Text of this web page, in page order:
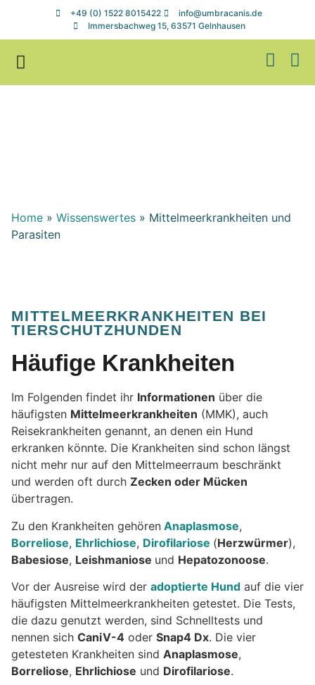
+49 (0) 1522 8015422
info@umbracanis.de
Immersbachweg 15, 63571 Gelnhausen
Home » Wissenswertes » Mittelmeerkrankheiten und
Parasiten
MITTELMEERKRANKHEITEN BEI
TIERSCHUTZHUNDEN
Häufige Krankheiten
Im Folgenden findet ihr Informationen über die
häufigsten Mittelmeerkrankheiten (MMK), auch
Reisekrankheiten genannt, an denen ein Hund
erkranken könnte. Die Krankheiten sind schon längst
nicht mehr nur auf den Mittelmeerraum beschränkt
und werden oft durch Zecken oder Mücken
übertragen.
Zu den Krankheiten gehören Anaplasmose,
Borreliose, Ehrlichiose, Dirofilariose (Herzwürmer),
Babesiose, Leishmaniose und Hepatozonoose.
Vor der Ausreise wird der adoptierte Hund auf die vier
häufigsten Mittelmeerkrankheiten getestet. Die Tests,
die dazu genutzt werden, sind Schnelltests und
nennen sich CaniV-4 oder Snap4 Dx. Die vier
getesteten Krankheiten sind Anaplasmose,
Borreliose, Ehrlichiose und Dirofilariose.